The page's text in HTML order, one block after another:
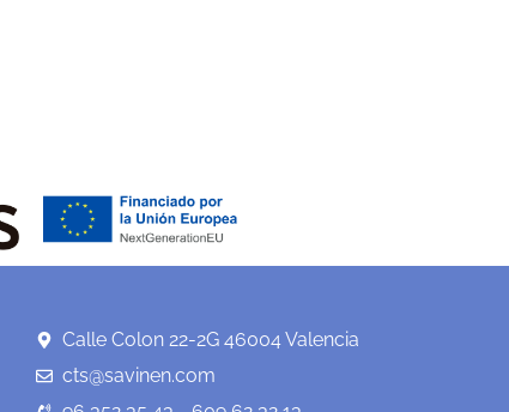
Calle Colon 22-2G 46004 Valencia
cts@savinen.com